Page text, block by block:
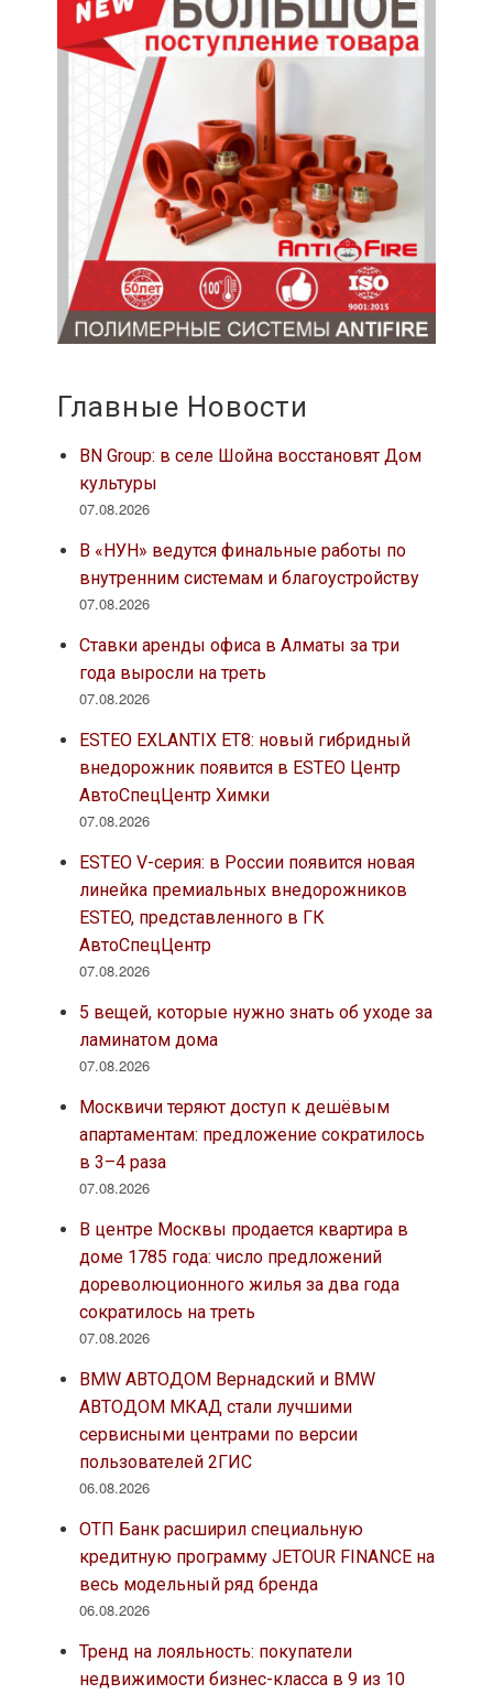
Главные Новости
BN Group: в селе Шойна восстановят Дом
культуры
07.08.2026
В «НУН» ведутся финальные работы по
внутренним системам и благоустройству
07.08.2026
Ставки аренды офиса в Алматы за три
года выросли на треть
07.08.2026
ESTEO EXLANTIX ET8: новый гибридный
внедорожник появится в ESTEO Центр
АвтоСпецЦентр Химки
07.08.2026
ESTEO V-серия: в России появится новая
линейка премиальных внедорожников
ESTEO, представленного в ГК
АвтоСпецЦентр
07.08.2026
5 вещей, которые нужно знать об уходе за
ламинатом дома
07.08.2026
Москвичи теряют доступ к дешёвым
апартаментам: предложение сократилось
в 3–4 раза
07.08.2026
В центре Москвы продается квартира в
доме 1785 года: число предложений
дореволюционного жилья за два года
сократилось на треть
07.08.2026
BMW АВТОДОМ Вернадский и BMW
АВТОДОМ МКАД стали лучшими
сервисными центрами по версии
пользователей 2ГИС
06.08.2026
ОТП Банк расширил специальную
кредитную программу JETOUR FINANCE на
весь модельный ряд бренда
06.08.2026
Тренд на лояльность: покупатели
недвижимости бизнес-класса в 9 из 10